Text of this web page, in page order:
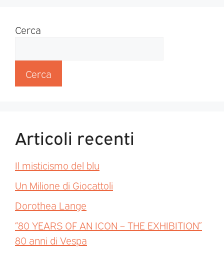
Cerca
Cerca
Articoli recenti
Il misticismo del blu
Un Milione di Giocattoli
Dorothea Lange
“80 YEARS OF AN ICON – THE EXHIBITION”
80 anni di Vespa